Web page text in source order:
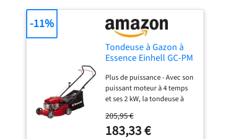
Tondeuse à Gazon à
Essence Einhell GC-PM
Plus de puissance - Avec son
puissant moteur à 4 temps
et ses 2 kW, la tondeuse à
40/2 Einhell est un outil
performant pour l’entretien
205,95 €
183,33 €
-11%